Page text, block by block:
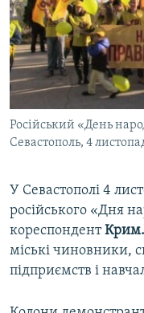
ДЕПОРТАЦІЯ
ВІДЕОУРОКИ «ELIFBE»
СВІДЧЕННЯ ОКУПАЦІЇ
УКРАЇНСЬКА ПРОБЛЕМА
ІНФОГРАФІКА
ЯК ОБІЙТИ
Русский
Qırımtatar
ДОЛУЧАЙСЯ!
Усі сайти RFE/RL
Російський «День
Севастополь, 4
У Севастополі 4
російського «Дня
кореспондент
міські чиновники,
підприємств і